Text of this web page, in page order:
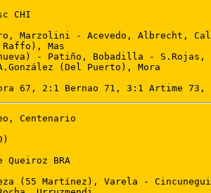
CHI
Marzolini - Acevedo, Albrecht,
- Patiño, Bobadilla - S.Rojas,
(Del Puerto), Mora
67, 2:1 Bernao 71, 3:1 Artime
Centenario
Queiroz BRA
(55 Martínez), Varela -